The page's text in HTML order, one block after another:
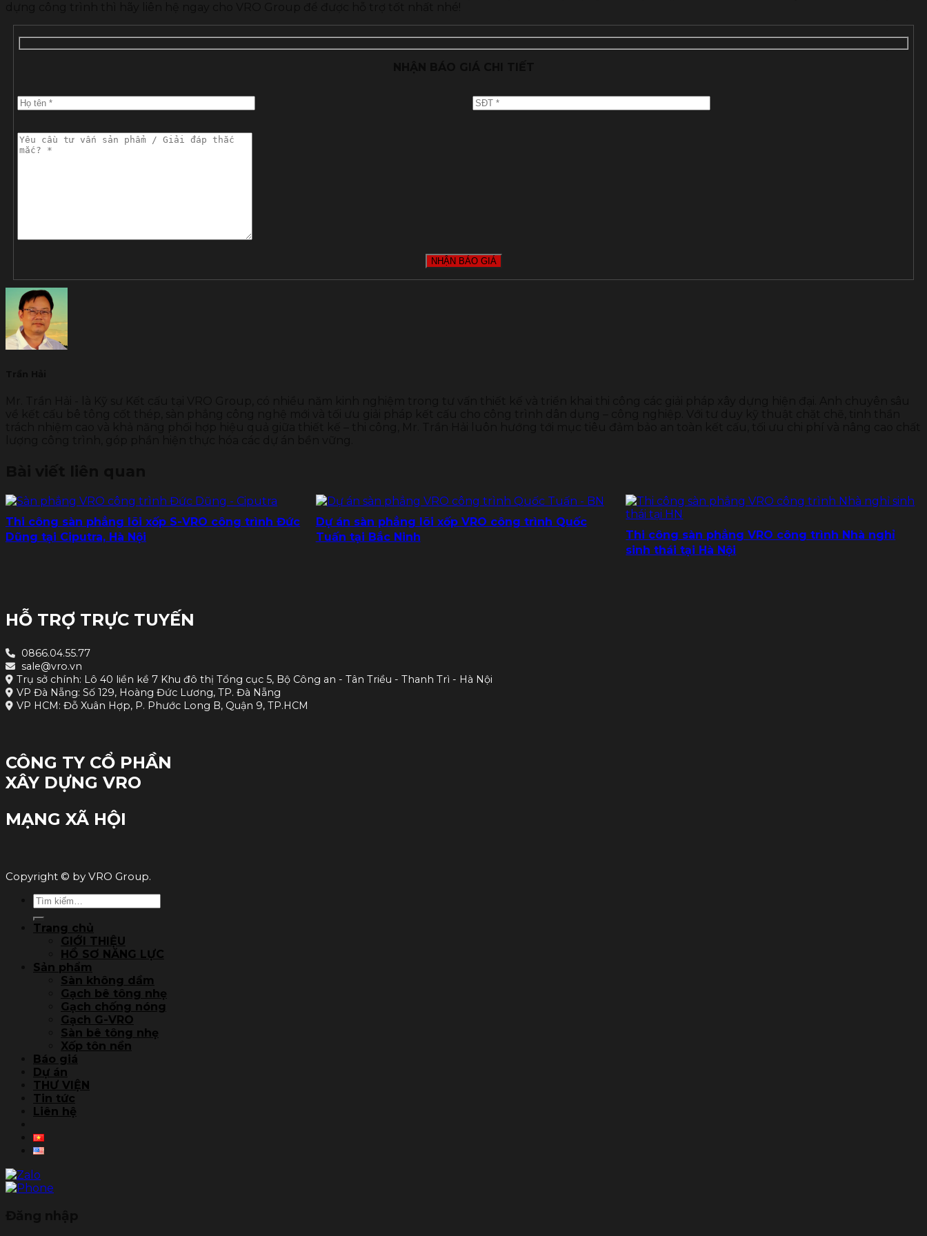
Thi công sàn phẳng lõi xốp S-VRO công trình Đức
Dũng tại Ciputra, Hà Nội
Dự án sàn phẳng lõi xốp VRO công trình Quốc
Tuấn tại Bắc Ninh
Thi công sàn phẳng VRO công trình Nhà nghỉ
sinh thái tại Hà Nội
HỖ TRỢ TRỰC TUYẾN
0866.04.55.77
sale@vro.vn
Trụ sở chính: Lô 40 liền kề 7 Khu đô thị Tổng cục 5, Bộ Công an - Tân Triều - Thanh Trì - Hà Nội
VP Đà Nẵng: Số 129, Hoàng Đức Lương, TP. Đà Nẵng
VP HCM: Đỗ Xuân Hợp, P. Phước Long B, Quận 9, TP.HCM
CÔNG TY CỔ PHẦN
XÂY DỰNG VRO
MẠNG XÃ HỘI
Copyright © by VRO Group.
Tìm
kiếm:
Trang chủ
GIỚI THIỆU
HỒ SƠ NĂNG LỰC
Sản phẩm
Sàn không dầm
Gạch bê tông nhẹ
Gạch chống nóng
Gạch G-VRO
Sàn bê tông nhẹ
Xốp tôn nền
Báo giá
Dự án
THƯ VIỆN
Tin tức
Liên hệ